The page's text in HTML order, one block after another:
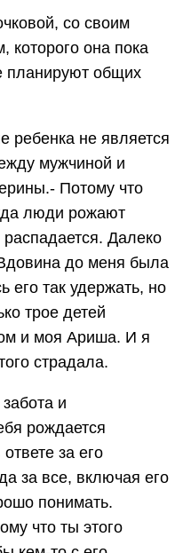
со своим
которого она пока
планируют общих
не является
мужчиной и
Потому что
люди рожают
Далеко
до меня была
его так удержать, но
трое детей
и моя Ариша. И я
страдала.
и
рождается
за его
за все, включая его
понимать.
что ты этого